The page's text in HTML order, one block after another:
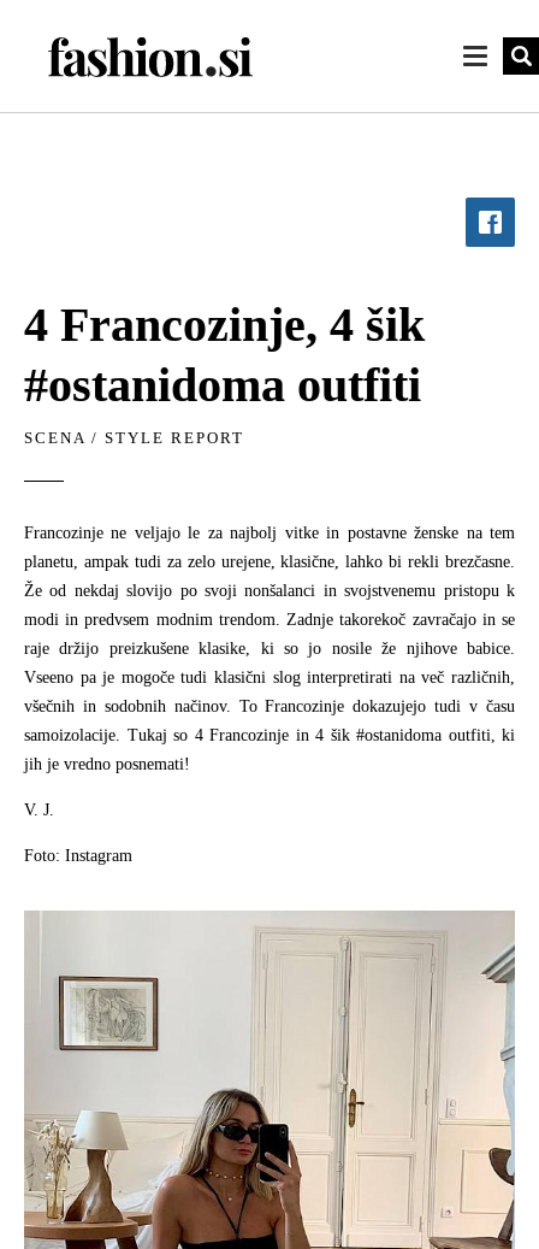
4 Francozinje, 4 šik
#ostanidoma outfiti
SCENA / STYLE REPORT
Francozinje ne veljajo le za najbolj vitke in postavne ženske na tem
planetu, ampak tudi za zelo urejene, klasične, lahko bi rekli brezčasne.
Že od nekdaj slovijo po svoji nonšalanci in svojstvenemu pristopu k
modi in predvsem modnim trendom. Zadnje takorekoč zavračajo in se
raje držijo preizkušene klasike, ki so jo nosile že njihove babice.
Vseeno pa je mogoče tudi klasični slog interpretirati na več različnih,
všečnih in sodobnih načinov. To Francozinje dokazujejo tudi v času
samoizolacije. Tukaj so 4 Francozinje in 4 šik #ostanidoma outfiti, ki
jih je vredno posnemati!
V. J.
Foto: Instagram